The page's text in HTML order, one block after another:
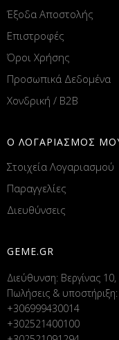
Έξοδα Αποστολής
Επιστροφές
Όροι Χρήσης
Προσωπικά Δεδομένα
Χονδρική / B2B
Ο ΛΟΓΑΡΙΑΣΜΟΣ
Στοιχεία Λογαριασμού
Παραγγελίες
Διευθύνσεις
GEME.GR
Διεύθυνση: Βεργίνας
Πωλήσεις & υποστήριξη:
+306999430014
+302521400100